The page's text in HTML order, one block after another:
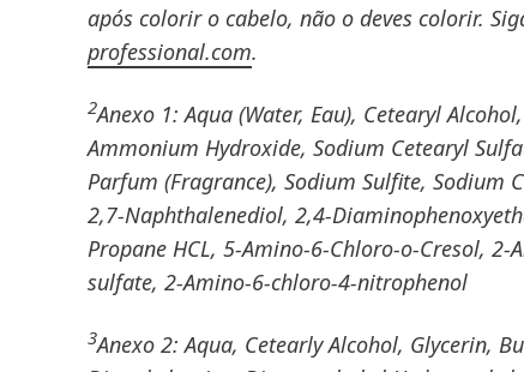
após colorir o cabelo, não o deves colorir.
professional.com.
2Anexo 1: Aqua (Water, Eau), Cetearyl
Ammonium Hydroxide, Sodium Cetearyl
Parfum (Fragrance), Sodium Sulfite, Sodium
2,7-Naphthalenediol, 2,4-
Propane HCL, 5-Amino-6-Chloro-o-Cresol,
sulfate, 2-Amino-6-chloro-4-nitrophenol
3Anexo 2: Aqua, Cetearly Alcohol, Glycerin,